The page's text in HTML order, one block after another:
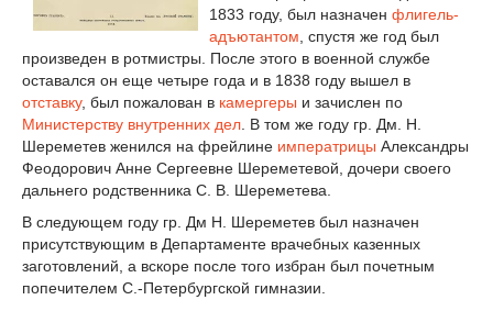
1833 году, был назначен флигель-
адъютантом , спустя же год был
произведен в ротмистры. После этого в военной службе
оставался он еще четыре года и в 1838 году вышел в
отставку, был пожалован в камергеры и зачислен по
Министерству внутренних дел . В том же году гр. Дм. Н.
Шереметев женился на фрейлине императрицы Александры
Феодорович Анне Сергеевне Шереметевой, дочери своего
дальнего родственника С. В. Шереметева.
В следующем году гр. Дм Н. Шереметев был назначен
присутствующим в Департаменте врачебных казенных
заготовлений, а вскоре после того избран был почетным
попечителем С.-Петербургской гимназии.